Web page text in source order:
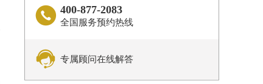
 400-877-2083
全国服务预约热线
 专属顾问在线解答